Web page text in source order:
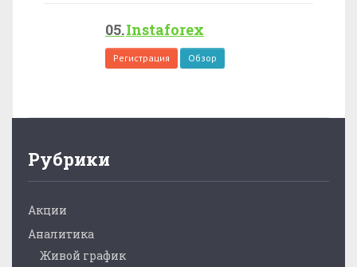
Instaforex
Регистрация Обзор
Рубрики
Акции
Аналитика
Живой график